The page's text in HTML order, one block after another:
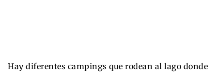
Hay diferentes campings que rodean al lago donde